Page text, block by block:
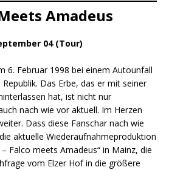
Amadeus
04 (Tour)
6. Februar 1998 bei einem Autounfall
Das Erbe, das er mit seiner
hat, ist nicht nur
nach wie vor aktuell. Im Herzen
Dass diese Fanschar nach wie
aktuelle Wiederaufnahmeproduktion
Falco meets Amadeus“ in Mainz, die
vom Elzer Hof in die größere